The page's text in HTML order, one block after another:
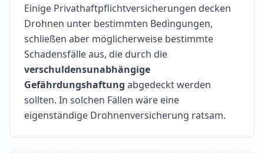
Einige Privathaftpflichtversicherungen decken
Drohnen unter bestimmten Bedingungen,
schließen aber möglicherweise bestimmte
Schadensfälle aus, die durch die
verschuldensunabhängige
Gefährdungshaftung abgedeckt werden
sollten. In solchen Fällen wäre eine
eigenständige Drohnenversicherung ratsam.